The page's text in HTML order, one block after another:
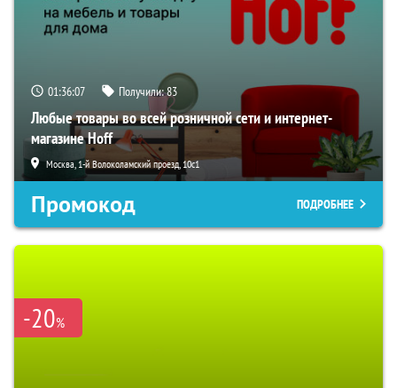
01:36:06 Получили:83
Любые товары во всей розничной сети и интернет-
магазине Hoff
Москва, 1-й Волоколамский проезд, 10с1
Промокод ПОДРОБНЕЕ
-20%